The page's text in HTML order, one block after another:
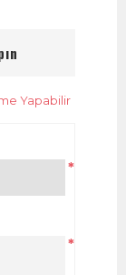
Yapabilir
*
*